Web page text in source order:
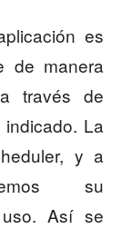
es
de manera
través de
La
y a
su
Así se